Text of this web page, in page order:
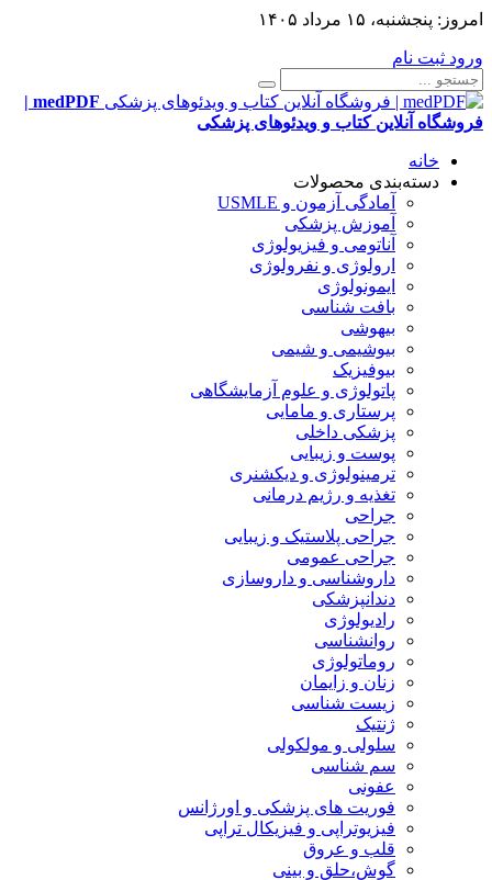
امروز: پنجشنبه، ۱۵ مرداد ۱۴۰۵
ورود ثبت نام
medPDF |
فروشگاه آنلاین کتاب و ویدئوهای پزشکی
خانه
دسته‌بندی محصولات
آمادگی آزمون و USMLE
آموزش پزشکی
آناتومی و فیزیولوژی
ارولوژی و نفرولوژی
ایمونولوژی
بافت شناسی
بیهوشی
بیوشیمی و شیمی
بیوفیزیک
پاتولوژی و علوم آزمایشگاهی
پرستاری و مامایی
پزشکی داخلی
پوست و زیبایی
ترمینولوژی و دیکشنری
تغذیه و رژیم درمانی
جراحی
جراحی پلاستیک و زیبایی
جراحی عمومی
داروشناسی و داروسازی
دندانپزشکی
رادیولوژی
روانشناسی
روماتولوژی
زنان و زایمان
زیست شناسی
ژنتیک
سلولی و مولکولی
سم شناسی
عفونی
فوریت های پزشکی و اورژانس
فیزیوتراپی و فیزیکال تراپی
قلب و عروق
گوش،حلق و بینی